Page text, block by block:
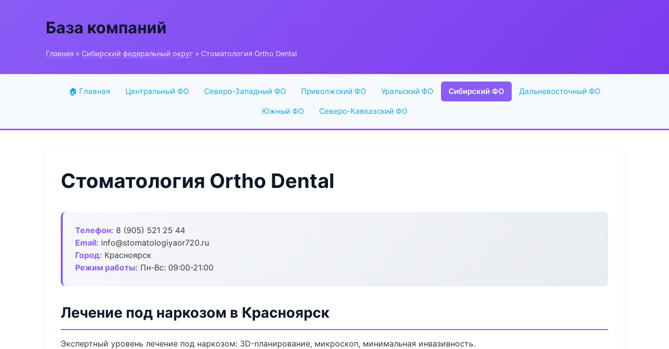
База компаний
Главная » Сибирский федеральный округ » Стоматология Ortho Dental
🏠 Главная Центральный ФО Северо-Западный ФО Приволжский ФО Уральский ФО Сибирский ФО Дальневосточный ФО
Южный ФО Северо-Кавказский ФО
Стоматология Ortho Dental
Телефон: 8 (905) 521 25 44
Email: info@stomatologiyaor720.ru
Город: Красноярск
Режим работы: Пн-Вс: 09:00-21:00
Лечение под наркозом в Красноярск
Экспертный уровень лечение под наркозом: 3D-планирование, микроскоп, минимальная инвазивность.